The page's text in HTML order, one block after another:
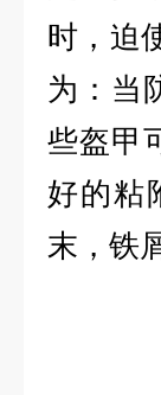
时，迫
为：当
些盔甲
好的粘
末，铁